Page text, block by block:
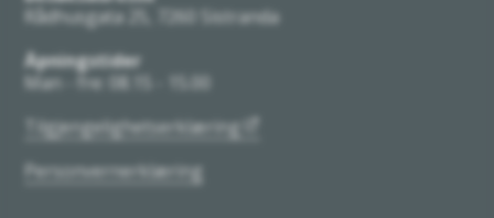
Rådhusgata 25, 7260 Sistranda
Åpningstider
Man - fre: 08.15 - 15.00
Tilgjengelighetserklæring
Personvernerklæring